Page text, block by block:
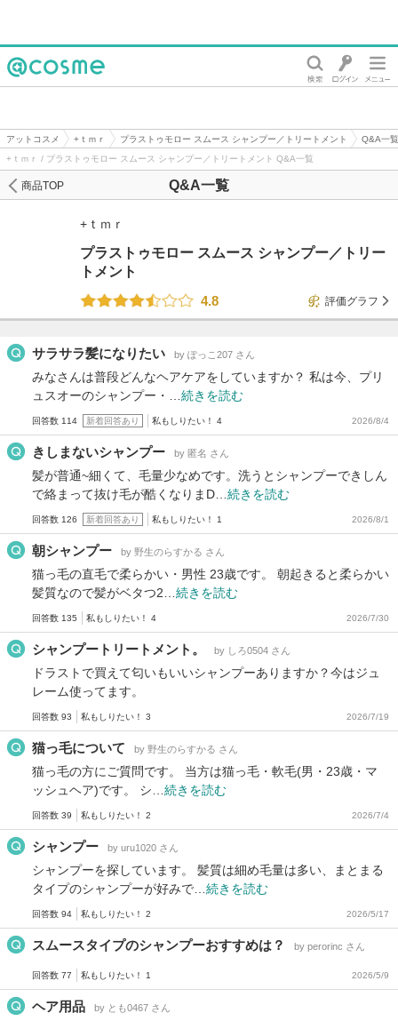
アットコスメ +ｔｍｒ プラストゥモロー スムース シャンプー／トリートメント
Q&A一覧
+ｔｍｒ / プラストゥモロー スムース シャンプー／トリートメント Q&A一覧
Q&A一覧
商品TOP
+ｔｍｒ
プラストゥモロー スムース シャンプー／トリー
トメント
4.8
評価グラフ
サラサラ髪になりたい by ぽっこ207 さん
みなさんは普段どんなヘアケアをしていますか？ 私は今、プリ
ュスオーのシャンプー・… 続きを読む
回答数 114 新着回答あり 私もしりたい！ 4 2026/8/4
きしまないシャンプー by 匿名 さん
髪が普通~細くて、毛量少なめです。洗うとシャンプーできしん
で絡まって抜け毛が酷くなりまD… 続きを読む
回答数 126 新着回答あり 私もしりたい！ 1 2026/8/1
朝シャンプー by 野生のらすかる さん
猫っ毛の直毛で柔らかい・男性 23歳です。 朝起きると柔らかい
髪質なので髪がベタつ2… 続きを読む
回答数 135 私もしりたい！ 4 2026/7/30
シャンプートリートメント。 by しろ0504 さん
ドラストで買えて匂いもいいシャンプーありますか？今はジュ
レーム使ってます。
回答数 93 私もしりたい！ 3 2026/7/19
猫っ毛について by 野生のらすかる さん
猫っ毛の方にご質問です。 当方は猫っ毛・軟毛(男・23歳・マ
ッシュヘア)です。 シ… 続きを読む
回答数 39 私もしりたい！ 2 2026/7/4
シャンプー by uru1020 さん
シャンプーを探しています。 髪質は細め毛量は多い、まとまる
タイプのシャンプーが好みで… 続きを読む
回答数 94 私もしりたい！ 2 2026/5/17
スムースタイプのシャンプーおすすめは？ by perorinc さん
回答数 77 私もしりたい！ 1 2026/5/9
ヘア用品 by とも0467 さん